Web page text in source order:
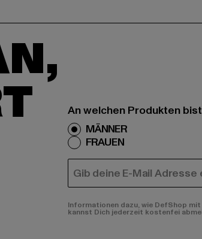
An welchen Produkten
MÄNNER
FRAUEN
E-MAIL
Informationen dazu, wie DefShop
kannst Dich jederzeit kostenfei